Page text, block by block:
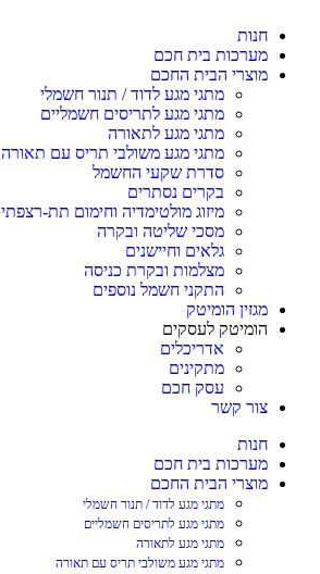
חנות
מערכות בית חכם
מוצרי הבית החכם
מתגי מגע לדוד / תנור חשמלי
מתגי מגע לתריסים חשמליים
מתגי מגע לתאורה
מתגי מגע משולבי תריס עם תאורה
סדרת שקעי החשמל
בקרים נסתרים
מיזוג מולטימדיה וחימום תת-רצפתי
מסכי שליטה ובקרה
גלאים וחיישנים
מצלמות ובקרת כניסה
התקני חשמל נוספים
מגזין הומיטק
הומיטק לעסקים
אדריכלים
מתקינים
עסק חכם
צור קשר
חנות
מערכות בית חכם
מוצרי הבית החכם
מתגי מגע לדוד / תנור חשמלי
מתגי מגע לתריסים חשמליים
מתגי מגע לתאורה
מתגי מגע משולבי תריס עם תאורה